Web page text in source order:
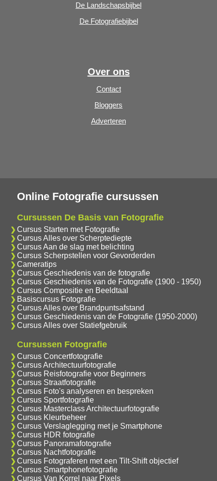
De Landschapsbijbel
De Fotografiebijbel
Over ons
Contact
Bloggers
Adverteren
Online Fotografie cursussen
Cursussen De Basis van Fotografie
Cursus Starten met Fotografie
Cursus Alles over Scherptediepte
Cursus Aan de slag met belichting
Cursus Scherpstellen voor Gevorderden
Cameratips
Cursus Geschiedenis van de fotografie
Cursus Geschiedenis van de Fotografie (1900 - 1950)
Cursus Compositie en Beeldtaal
Basiscursus Fotografie
Cursus Alles over Brandpuntsafstand
Cursus Geschiedenis van de Fotografie (1950-2000)
Cursus Alles over Statiefgebruik
Cursussen Fotografie
Cursus Concertfotografie
Cursus Architectuurfotografie
Cursus Reisfotografie voor Beginners
Cursus Straatfotografie
Cursus Foto's analyseren en bespreken
Cursus Sportfotografie
Cursus Masterclass Architectuurfotografie
Cursus Kleurbeheer
Cursus Verslaglegging met je Smartphone
Cursus HDR fotografie
Cursus Panoramafotografie
Cursus Nachtfotografie
Cursus Fotograferen met een Tilt-Shift objectief
Cursus Smartphonefotografie
Cursus Van Korrel naar Pixels